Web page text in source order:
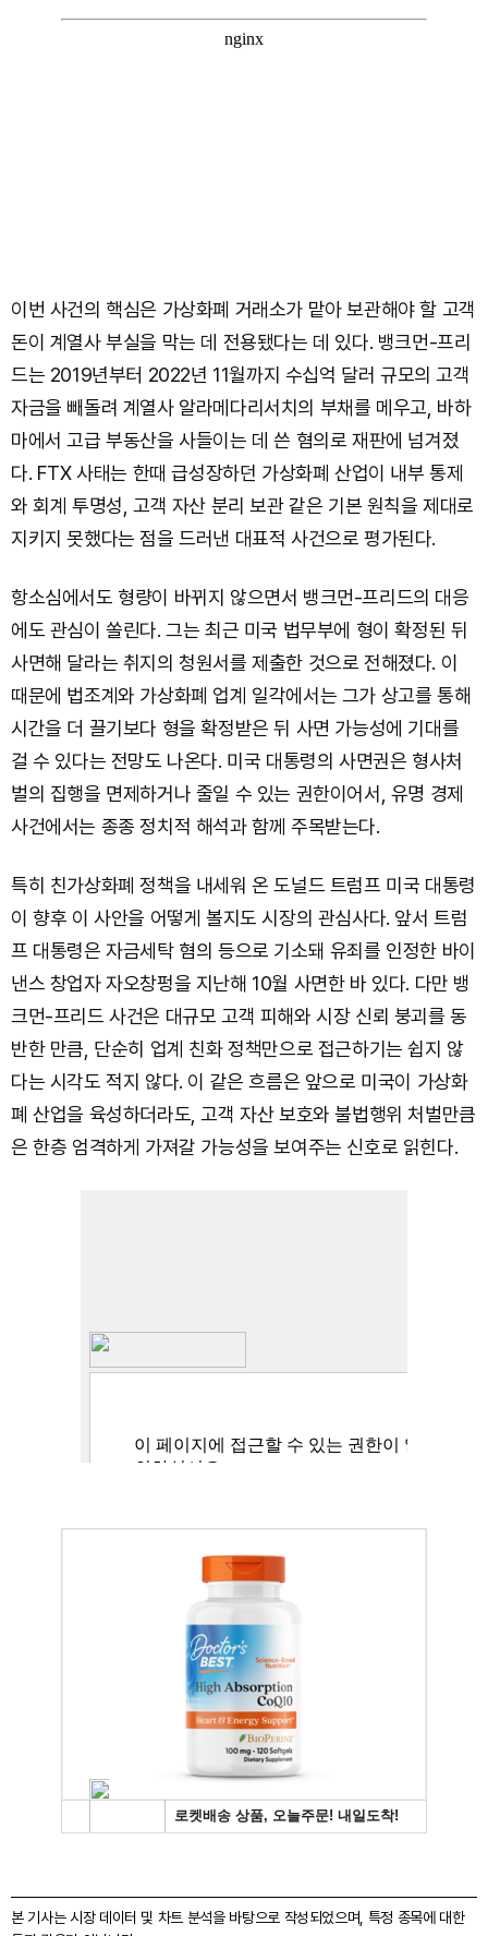
이번 사건의 핵심은 가상화폐 거래소가 맡아 보관해야 할 고객
돈이 계열사 부실을 막는 데 전용됐다는 데 있다. 뱅크먼-프리
드는 2019년부터 2022년 11월까지 수십억 달러 규모의 고객
자금을 빼돌려 계열사 알라메다리서치의 부채를 메우고, 바하
마에서 고급 부동산을 사들이는 데 쓴 혐의로 재판에 넘겨졌
다. FTX 사태는 한때 급성장하던 가상화폐 산업이 내부 통제
와 회계 투명성, 고객 자산 분리 보관 같은 기본 원칙을 제대로
지키지 못했다는 점을 드러낸 대표적 사건으로 평가된다.
항소심에서도 형량이 바뀌지 않으면서 뱅크먼-프리드의 대응
에도 관심이 쏠린다. 그는 최근 미국 법무부에 형이 확정된 뒤
사면해 달라는 취지의 청원서를 제출한 것으로 전해졌다. 이
때문에 법조계와 가상화폐 업계 일각에서는 그가 상고를 통해
시간을 더 끌기보다 형을 확정받은 뒤 사면 가능성에 기대를
걸 수 있다는 전망도 나온다. 미국 대통령의 사면권은 형사처
벌의 집행을 면제하거나 줄일 수 있는 권한이어서, 유명 경제
사건에서는 종종 정치적 해석과 함께 주목받는다.
특히 친가상화폐 정책을 내세워 온 도널드 트럼프 미국 대통령
이 향후 이 사안을 어떻게 볼지도 시장의 관심사다. 앞서 트럼
프 대통령은 자금세탁 혐의 등으로 기소돼 유죄를 인정한 바이
낸스 창업자 자오창펑을 지난해 10월 사면한 바 있다. 다만 뱅
크먼-프리드 사건은 대규모 고객 피해와 시장 신뢰 붕괴를 동
반한 만큼, 단순히 업계 친화 정책만으로 접근하기는 쉽지 않
다는 시각도 적지 않다. 이 같은 흐름은 앞으로 미국이 가상화
폐 산업을 육성하더라도, 고객 자산 보호와 불법행위 처벌만큼
은 한층 엄격하게 가져갈 가능성을 보여주는 신호로 읽힌다.
본 기사는 시장 데이터 및 차트 분석을 바탕으로 작성되었으며, 특정 종목에 대한